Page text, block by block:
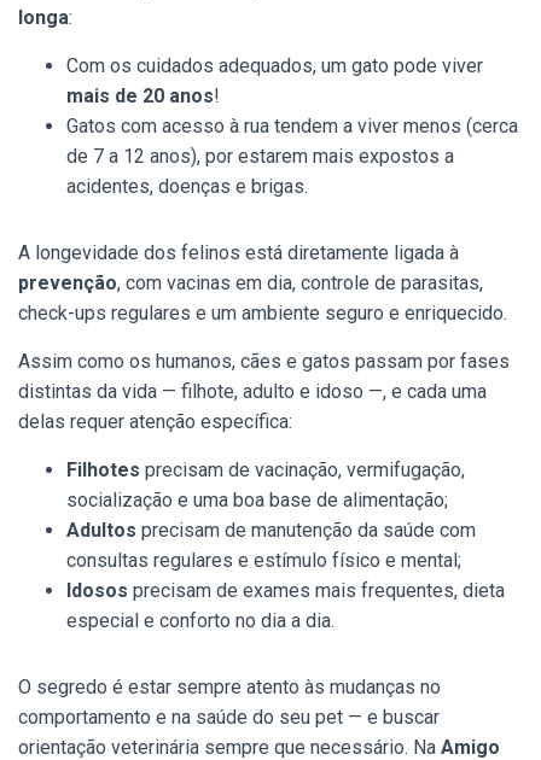
longa:
Com os cuidados adequados, um gato pode viver
mais de 20 anos!
Gatos com acesso à rua tendem a viver menos (cerca
de 7 a 12 anos), por estarem mais expostos a
acidentes, doenças e brigas.
A longevidade dos felinos está diretamente ligada à
prevenção, com vacinas em dia, controle de parasitas,
check-ups regulares e um ambiente seguro e enriquecido.
Assim como os humanos, cães e gatos passam por fases
distintas da vida — filhote, adulto e idoso —, e cada uma
delas requer atenção específica:
Filhotes precisam de vacinação, vermifugação,
socialização e uma boa base de alimentação;
Adultos precisam de manutenção da saúde com
consultas regulares e estímulo físico e mental;
Idosos precisam de exames mais frequentes, dieta
especial e conforto no dia a dia.
O segredo é estar sempre atento às mudanças no
comportamento e na saúde do seu pet — e buscar
orientação veterinária sempre que necessário. Na Amigo